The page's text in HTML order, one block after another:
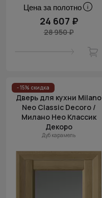
Цена за полотно
24 607 ₽
28 950 ₽
- 15% скидка
Дверь для кухни Milano
Neo Classic Decoro /
Милано Нео Классик
Декоро
Дуб карамель